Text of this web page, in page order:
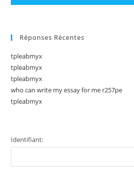
Réponses Récentes
tpleabmyx
tpleabmyx
tpleabmyx
who can write my essay for me r257pe
tpleabmyx
Identifiant: